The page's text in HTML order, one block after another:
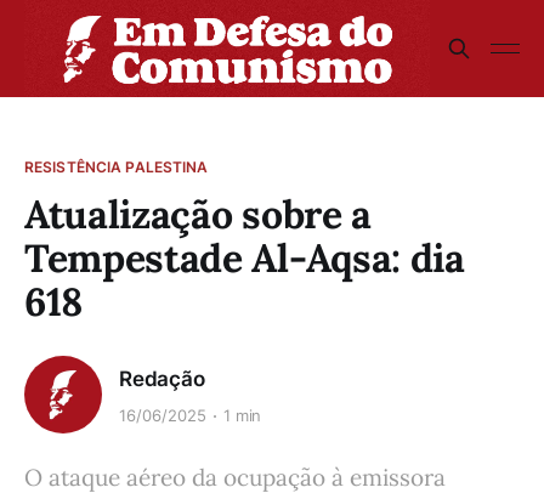
RESISTÊNCIA PALESTINA
Atualização sobre a
Tempestade Al-Aqsa: dia
618
Redação
16/06/2025 1 min
O ataque aéreo da ocupação à emissora